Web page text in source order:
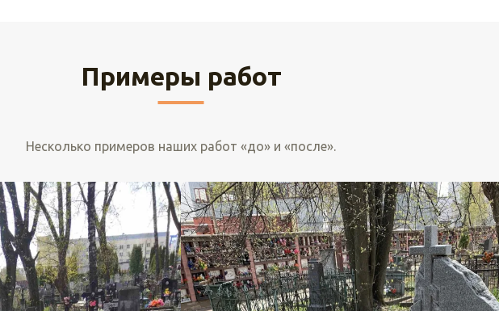
Примеры работ
Несколько примеров наших работ «до» и «после».